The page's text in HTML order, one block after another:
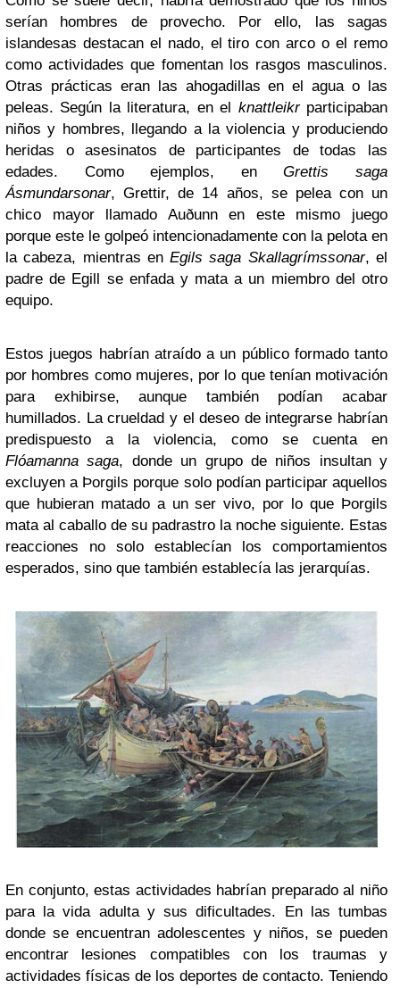
serían hombres de provecho. Por ello, las sagas
islandesas destacan el nado, el tiro con arco o el remo
como actividades que fomentan los rasgos masculinos.
Otras prácticas eran las ahogadillas en el agua o las
peleas. Según la literatura, en el knattleikrparticipaban
niños y hombres, llegando a la violencia y produciendo
heridas o asesinatos de participantes de todas las
edades. Como ejemplos, enGrettis saga
Ásmundarsonar, Grettir, de 14 años, se pelea con un
chico mayor llamado Auðunn en este mismo juego
porque este le golpeó intencionadamente con la pelota en
la cabeza, mientras enEgils saga Skallagrímssonar, el
padre de Egill se enfada y mata a un miembro del otro
equipo.
Estos juegos habrían atraído a un público formado tanto
por hombres como mujeres, por lo que tenían motivación
para exhibirse, aunque también podían acabar
humillados. La crueldad y el deseo de integrarse habrían
predispuesto a la violencia, como se cuenta en
Flóamanna saga, donde un grupo de niños insultan y
excluyen a Þorgils porque solo podían participar aquellos
que hubieran matado a un ser vivo, por lo que Þorgils
mata al caballo de su padrastro la noche siguiente. Estas
reacciones no solo establecían los comportamientos
esperados, sino que también establecía las jerarquías.
En conjunto, estas actividades habrían preparado al niño
para la vida adulta y sus dificultades. En las tumbas
donde se encuentran adolescentes y niños, se pueden
encontrar lesiones compatibles con los traumas y
actividades físicas de los deportes de contacto. Teniendo